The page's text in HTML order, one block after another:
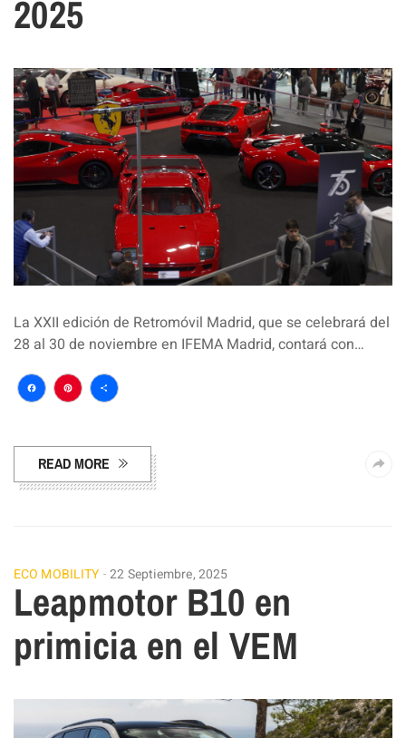
2025
La XXII edición de Retromóvil Madrid, que se celebrará del
28 al 30 de noviembre en IFEMA Madrid, contará con…
Facebook
Pinterest
Compartir
READ MORE
ECO MOBILITY 22 Septiembre, 2025
Leapmotor B10 en
primicia en el VEM